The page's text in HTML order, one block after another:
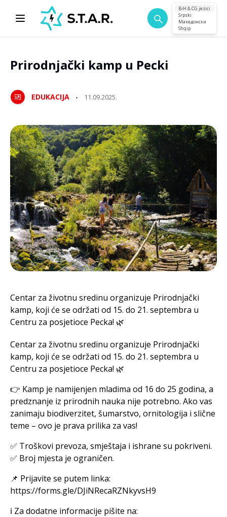
BiH & CG jezici
Srpski
Македонски
Shqip
Prirodnjački kamp u Pecki
EDUKACIJA 11.09.2025.
Centar za životnu sredinu organizuje Prirodnjački
kamp, koji će se održati od 15. do 21. septembra u
Centru za posjetioce Pecka! 🌿
Centar za životnu sredinu organizuje Prirodnjački
kamp, koji će se održati od 15. do 21. septembra u
Centru za posjetioce Pecka! 🌿
👉 Kamp je namijenjen mladima od 16 do 25 godina, a
predznanje iz prirodnih nauka nije potrebno. Ako vas
zanimaju biodiverzitet, šumarstvo, ornitologija i slične
teme – ovo je prava prilika za vas!
✅ Troškovi prevoza, smještaja i ishrane su pokriveni.
✅ Broj mjesta je ograničen.
📌 Prijavite se putem linka:
https://forms.gle/DJiNRecaRZNkyvsH9
ℹ️ Za dodatne informacije pišite na: